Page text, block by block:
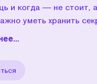
и когда — не стоит,
уметь хранить